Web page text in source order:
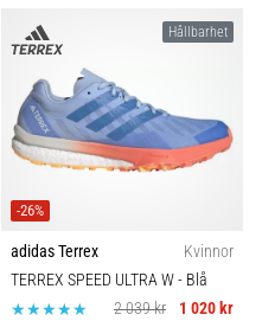
Hållbarhet
-26%
adidas Terrex
Kvinnor
TERREX SPEED ULTRA W- Blå
2 039 kr
1 020 kr